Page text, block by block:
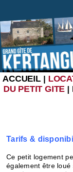
ACCUEIL|
DU PETIT GITE |
Tarifs &
Ce petit logement
également être loué